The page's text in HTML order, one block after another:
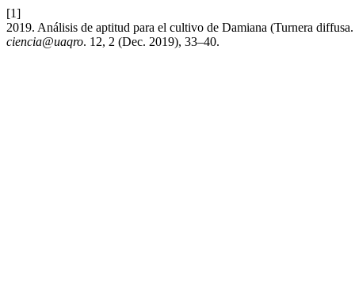
[1]
2019. Análisis de aptitud para el cultivo de Damiana (Turnera
ciencia@uaqro. 12, 2 (Dec. 2019), 33–40.